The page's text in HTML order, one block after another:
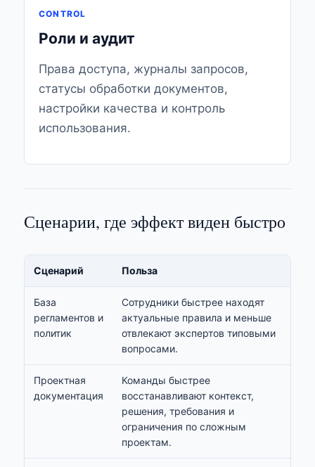
CONTROL
Роли и аудит
Права доступа, журналы запросов,
статусы обработки документов,
настройки качества и контроль
использования.
Сценарии, где эффект виден быстро
Сценарий Польза
База
регламентов и
политик
Сотрудники быстрее находят
актуальные правила и меньше
отвлекают экспертов типовыми
вопросами.
Проектная
документация
Команды быстрее
восстанавливают контекст,
решения, требования и
ограничения по сложным
проектам.